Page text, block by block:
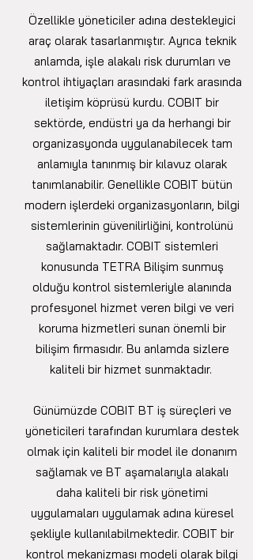
Özellikle yöneticiler adına destekleyici
araç olarak tasarlanmıştır. Ayrıca teknik
anlamda, işle alakalı risk durumları ve
kontrol ihtiyaçları arasındaki fark arasında
iletişim köprüsü kurdu. COBIT bir
sektörde, endüstri ya da herhangi bir
organizasyonda uygulanabilecek tam
anlamıyla tanınmış bir kılavuz olarak
tanımlanabilir. Genellikle COBIT bütün
modern işlerdeki organizasyonların, bilgi
sistemlerinin güvenilirliğini, kontrolünü
sağlamaktadır. COBIT sistemleri
konusunda TETRA Bilişim sunmuş
olduğu kontrol sistemleriyle alanında
profesyonel hizmet veren bilgi ve veri
koruma hizmetleri sunan önemli bir
bilişim firmasıdır. Bu anlamda sizlere
kaliteli bir hizmet sunmaktadır.
Günümüzde COBIT BT iş süreçleri ve
yöneticileri tarafından kurumlara destek
olmak için kaliteli bir model ile donanım
sağlamak ve BT aşamalarıyla alakalı
daha kaliteli bir risk yönetimi
uygulamaları uygulamak adına küresel
şekliyle kullanılabilmektedir. COBIT bir
kontrol mekanizması modeli olarak bilgi